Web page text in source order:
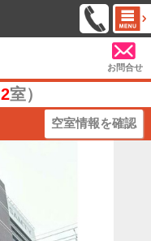
お問合せ
2室）
空室情報を確認